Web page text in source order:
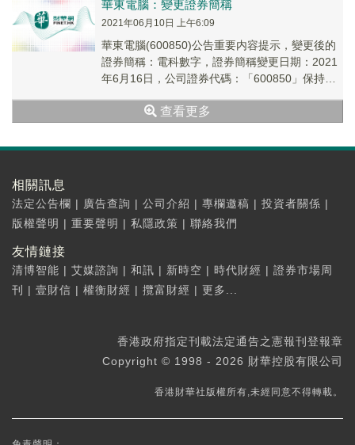
華東電腦：變更證券簡稱
2021年06月10日 上午6:09
華東電腦(600850)公告重要内容提示，變更後的
證券簡稱：電科數字，證券簡稱變更日期：2021
年6月16日，公司證券代碼：「600850」保持不
查看更多
相關訊息
法定公告欄 | 廣告查詢 | 公司介紹 | 專欄邀稿 | 投資者關係 |
版權聲明 | 重要聲明 | 私隱政策 | 聯絡我們
友情鏈接
清博智能 | 艾媒諮詢 | 和訊 | 新時空 | 時代財經 | 證券市場周
刊
| 壹財信 | 權衡財經 | 攬富財經 | 更多...
香港政府指定刊載法定通告之憲報刊登報章
Copyright © 1998 - 2026 財華控股有限公司
香港財華社版權所有,未經同意不得轉載。